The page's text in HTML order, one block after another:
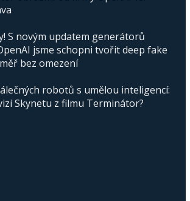
S novým updatem generátorů
jsme schopni tvořit deep fake
bez omezení
robotů s umělou inteligencí:
Skynetu z filmu Terminátor?